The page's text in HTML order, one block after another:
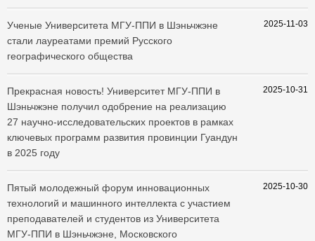
​Ученые Университета МГУ-ППИ в Шэньчжэне
стали лауреатами премий Русского
географического общества
2025-11-03
Прекрасная новость! Университет МГУ-ППИ в
Шэньчжэне получил одобрение на реализацию
27 научно-исследовательских проектов в рамках
ключевых программ развития провинции Гуандун
в 2025 году
2025-10-31
​Пятый молодежный форум инновационных
технологий и машинного интеллекта с участием
преподавателей и студентов из Университета
МГУ-ППИ в Шэньчжэне, Московского
2025-10-30